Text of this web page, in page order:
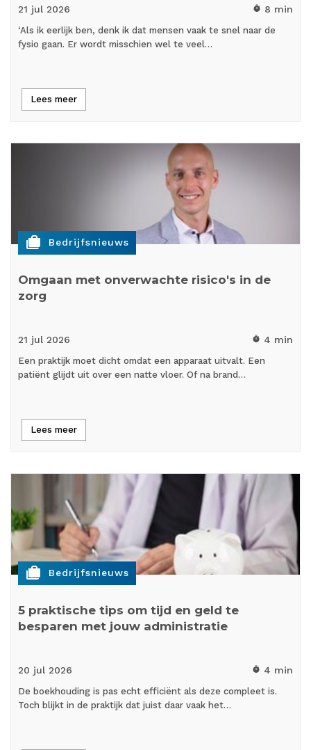
21 jul 2026 timer 8 min
‘Als ik eerlijk ben, denk ik dat mensen vaak te snel naar de
fysio gaan. Er wordt misschien wel te veel…
Lees meer
cases Bedrijfsnieuws
Omgaan met onverwachte risico's in de
zorg
21 jul 2026 timer 4 min
Een praktijk moet dicht omdat een apparaat uitvalt. Een
patiënt glijdt uit over een natte vloer. Of na brand…
Lees meer
cases Bedrijfsnieuws
5 praktische tips om tijd en geld te
besparen met jouw administratie
20 jul 2026 timer 4 min
De boekhouding is pas echt efficiënt als deze compleet is.
Toch blijkt in de praktijk dat juist daar vaak het…